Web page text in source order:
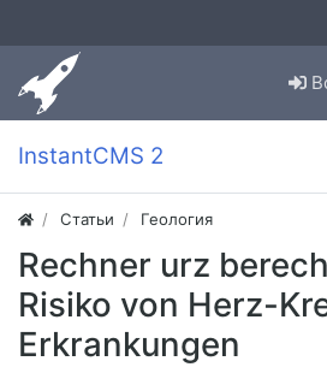
InstantCMS 2
Статьи Геология
Rechner urz
Risiko von Herz-
Erkrankungen